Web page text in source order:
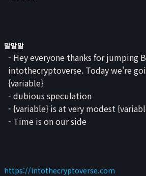
말말말
- Hey everyone thanks for jumping
intothecryptoverse. Today we're
{variable}
- dubious speculation
- {variable} is at very modest
- Time is on our side
https://intothecryptoverse.com